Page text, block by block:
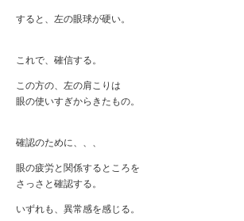
すると、左の眼球が硬い。
これで、確信する。
この方の、左の肩こりは
眼の使いすぎからきたもの。
確認のために、、、
眼の疲労と関係するところを
さっさと確認する。
いずれも、異常感を感じる。